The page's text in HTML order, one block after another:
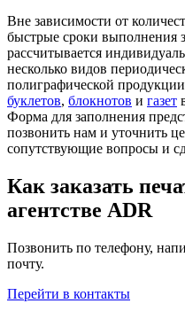
Вне зависимости от
быстрые сроки выполнения
рассчитывается
несколько видов
полиграфической
буклетов, блокнотов и газет
Форма для заполнения
позвонить нам и уточнить
сопутствующие вопросы и
Как заказать
агентстве ADR
Позвонить по телефону,
почту.
Перейти в контакты